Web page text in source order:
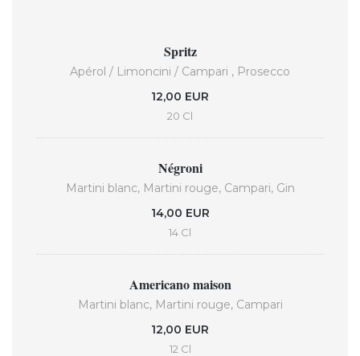
Spritz
Apérol / Limoncini / Campari , Prosecco
12,00 EUR
20 Cl
Négroni
Martini blanc, Martini rouge, Campari, Gin
14,00 EUR
14 Cl
Americano maison
Martini blanc, Martini rouge, Campari
12,00 EUR
12 Cl